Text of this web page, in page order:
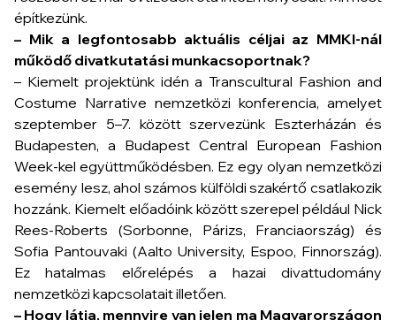
Budapesten, a
Week -kel együttműködésben. Ez egy olyan nemzetközi
esemény lesz, ahol számos külföldi szakértő csatlakozik
hozzánk. Kiemelt előadóink között szerepel például Nick
Rees-Roberts (Sorbonne, Párizs, Franciaország) és
Sofia Pantouvaki (Aalto University, Espoo, Finnország).
Ez hatalmas előrelépés a hazai divattudomány
nemzetközi kapcsolatait illetően.
– Hogy látja, mennyire van jelen ma Magyarországon
a divat társadalmi szerepe a mindennapokban?
– A divat egyre inkább közbeszéd tárgyává válik. A
Hungarian Fashion and Design Agency eseményei, mint
a Budapest Central European Fashion Week, fontos
platformot adnak a hazai és régiós tervezőknek. A
célunk, hogy Budapest a közép-európai divatélet egyik